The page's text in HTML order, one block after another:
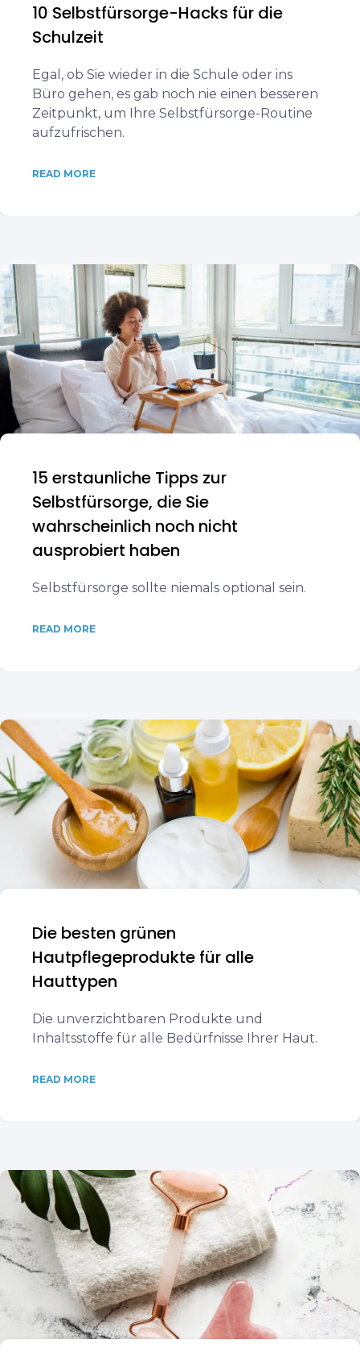
10 Selbstfürsorge-Hacks für die
Schulzeit
Egal, ob Sie wieder in die Schule oder ins
Büro gehen, es gab noch nie einen besseren
Zeitpunkt, um Ihre Selbstfürsorge-Routine
aufzufrischen.
READ MORE
15 erstaunliche Tipps zur
Selbstfürsorge, die Sie
wahrscheinlich noch nicht
ausprobiert haben
Selbstfürsorge sollte niemals optional sein.
READ MORE
Die besten grünen
Hautpflegeprodukte für alle
Hauttypen
Die unverzichtbaren Produkte und
Inhaltsstoffe für alle Bedürfnisse Ihrer Haut.
READ MORE